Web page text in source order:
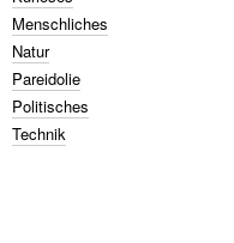
Menschliches
Natur
Pareidolie
Politisches
Technik